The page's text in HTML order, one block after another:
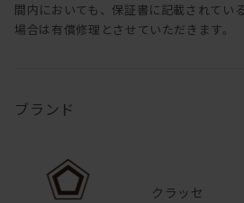
間内においても、保証書に記載されてい
場合は有償修理とさせていただきます。
ブランド
クラッセ